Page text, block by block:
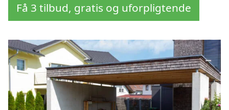
Få 3 tilbud, gratis og uforpligtende